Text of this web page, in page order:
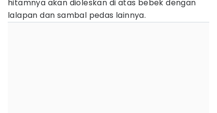
hitamnya akan dioleskan di atas bebek dengan
lalapan dan sambal pedas lainnya.